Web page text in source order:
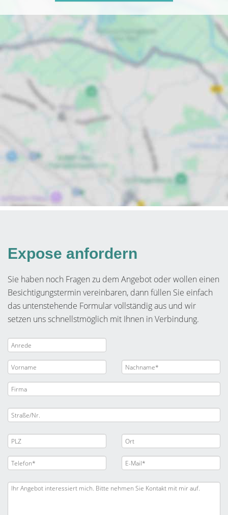
Expose anfordern
Sie haben noch Fragen zu dem Angebot oder wollen einen
Besichtigungstermin vereinbaren, dann füllen Sie einfach
das untenstehende Formular vollständig aus und wir
setzen uns schnellstmöglich mit Ihnen in Verbindung.